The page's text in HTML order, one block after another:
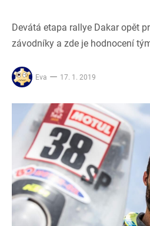
Devátá etapa rallye Dakar opět
závodníky a zde je hodnocení
Eva 17. 1. 2019